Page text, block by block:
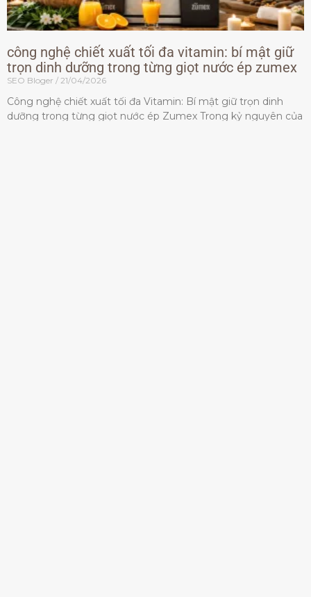
công nghệ chiết xuất tối đa vitamin: bí mật giữ
trọn dinh dưỡng trong từng giọt nước ép zumex
SEO Bloger 21/04/2026
Công nghệ chiết xuất tối đa Vitamin: Bí mật giữ trọn dinh
dưỡng trong từng giọt nước ép Zumex Trong kỷ nguyên của